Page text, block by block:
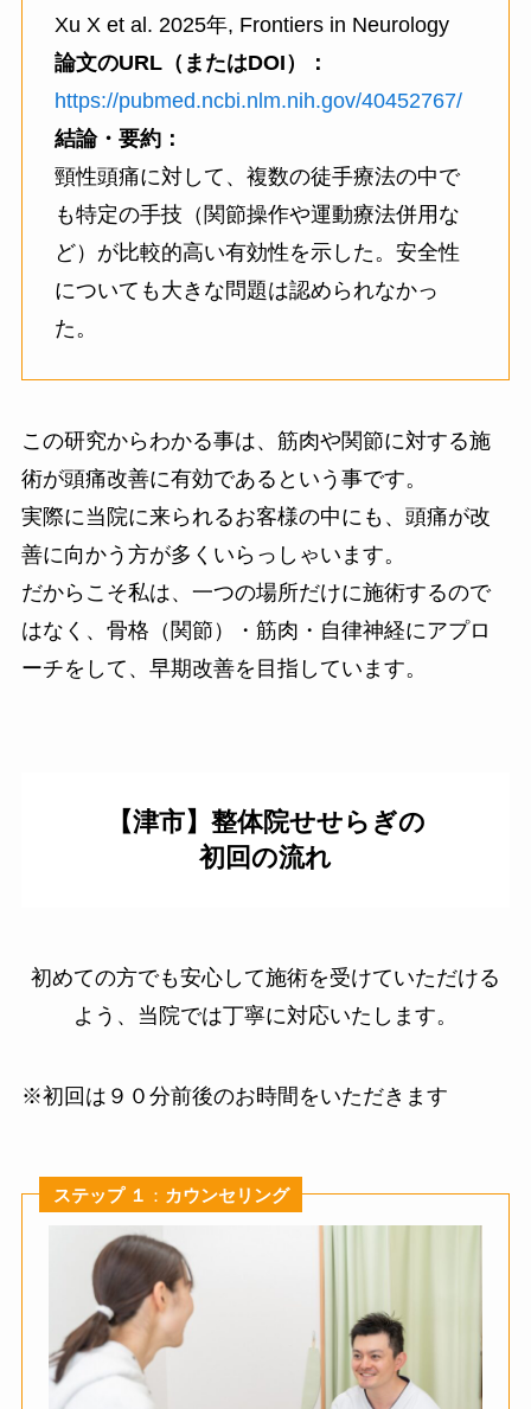
Xu X et al. 2025年, Frontiers in Neurology
論文のURL（またはDOI）：
https://pubmed.ncbi.nlm.nih.gov/40452767/
結論・要約：
頸性頭痛に対して、複数の徒手療法の中で
も特定の手技（関節操作や運動療法併用な
ど）が比較的高い有効性を示した。安全性
についても大きな問題は認められなかっ
た。
この研究からわかる事は、筋肉や関節に対する施
術が頭痛改善に有効であるという事です。
実際に当院に来られるお客様の中にも、頭痛が改
善に向かう方が多くいらっしゃいます。
だからこそ私は、一つの場所だけに施術するので
はなく、骨格（関節）・筋肉・自律神経にアプロ
ーチをして、早期改善を目指しています。
【津市】整体院せせらぎの
初回の流れ
初めての方でも安心して施術を受けていただける
よう、当院では丁寧に対応いたします。
※初回は９０分前後のお時間をいただきます
ステップ １ ： カウンセリング